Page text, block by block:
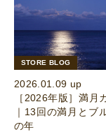
STORE BLOG
2026.01.09 up
［2026年版］満月
｜13回の満月とブ
の年